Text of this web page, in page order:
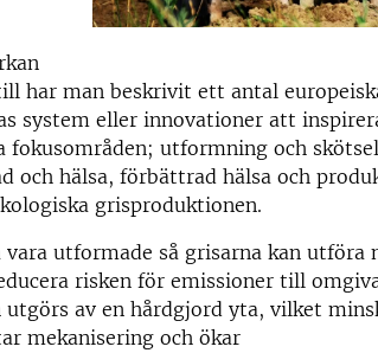
har man beskrivit ett antal
system eller innovationer att
utformning och
och hälsa, förbättrad hälsa och
grisproduktionen.
utformade så grisarna kan utföra
risken för emissioner till
av en hårdgjord yta, vilket
mekanisering och ökar